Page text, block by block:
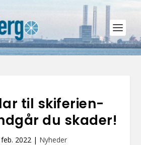
til skiferien-
du skader!
feb. 2022 | Nyheder